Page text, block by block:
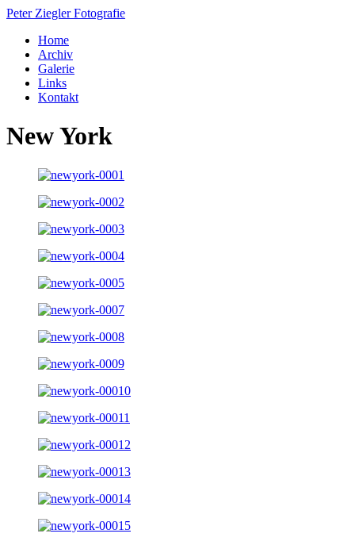
Peter ZieglerFotografie
Home
Archiv
Galerie
Links
Kontakt
New York